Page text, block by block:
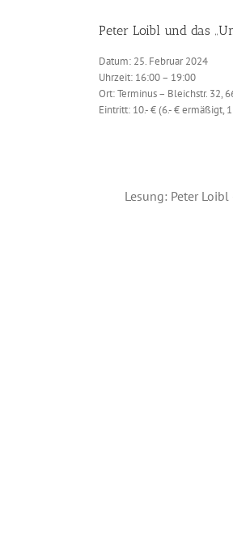
Peter Loibl und das
Datum: 25. Februar 2024
Uhrzeit: 16:00 – 19:00
Ort: Terminus – Bleichstr. 32,
Eintritt: 10.- € (6.- € ermäßigt,
Lesung: Peter Loibl